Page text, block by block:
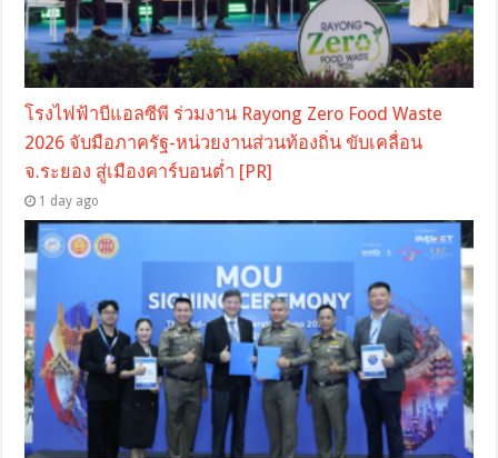
โรงไฟฟ้าบีแอลซีพี ร่วมงาน Rayong Zero Food Waste
2026 จับมือภาครัฐ-หน่วยงานส่วนท้องถิ่น ขับเคลื่อน
จ.ระยอง สู่เมืองคาร์บอนต่ำ [PR]
1 day ago